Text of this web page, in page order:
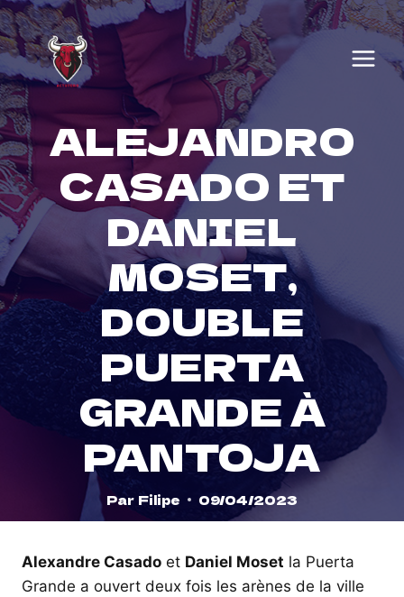
Skip
to
content
ALEJANDRO
CASADO ET
DANIEL
MOSET,
DOUBLE
PUERTA
GRANDE À
PANTOJA
Par Filipe 09/04/2023
Alexandre Casado et Daniel Moset la Puerta
Grande a ouvert deux fois les arènes de la ville